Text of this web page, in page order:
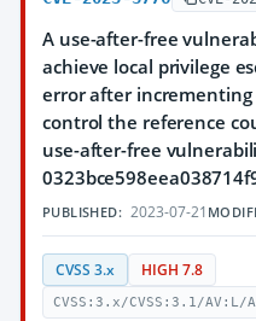
A use-after-free
achieve local privilege
error after
control the reference
use-after-free
PUBLISHED: 2023-07-21
CVSS 3.x HIGH 7.8
CVSS:3.x/CVSS:3.1/